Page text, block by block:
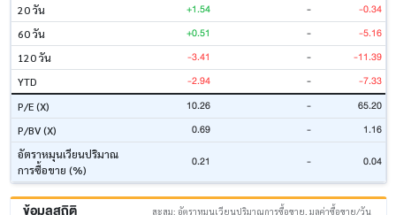
20 วัน +1.54 - -0.34
60 วัน +0.51 - -5.16
120 วัน -3.41 - -11.39
YTD -2.94 - -7.33
P/E (X) 10.26 - 65.20
P/BV (X) 0.69 - 1.16
อัตราหมุนเวียนปริมาณ
การซื้อขาย (%)
0.21 - 0.04
ข้อมูลสถิติ สะสม: อัตราหมุนเวียนปริมาณการซื้อขาย, มูลค่าซื้อขาย/วัน